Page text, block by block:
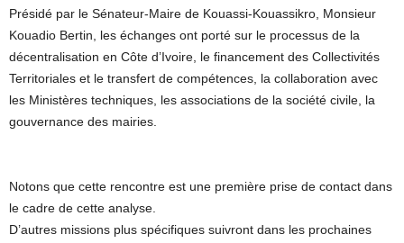
Présidé par le Sénateur-Maire de Kouassi-Kouassikro, Monsieur
Kouadio Bertin, les échanges ont porté sur le processus de la
décentralisation en Côte d’Ivoire, le financement des Collectivités
Territoriales et le transfert de compétences, la collaboration avec
les Ministères techniques, les associations de la société civile, la
gouvernance des mairies.
Notons que cette rencontre est une première prise de contact dans
le cadre de cette analyse.
D’autres missions plus spécifiques suivront dans les prochaines